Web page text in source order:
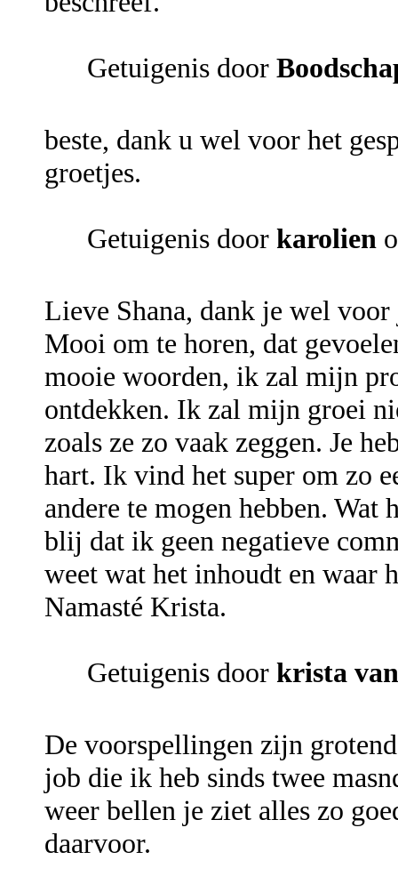
Getuigenis door
beste, dank u wel voor het
groetjes.
Getuigenis door karolien
Lieve Shana, dank je wel
Mooi om te horen, dat
mooie woorden, ik zal mijn
ontdekken. Ik zal mijn groei
zoals ze zo vaak zeggen. Je
hart. Ik vind het super om zo
andere te mogen hebben.
blij dat ik geen negatieve
weet wat het inhoudt en waar
Namasté Krista.
Getuigenis door krista
De voorspellingen zijn
job die ik heb sinds twee
weer bellen je ziet alles zo
daarvoor.